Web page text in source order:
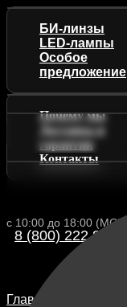
с 10:00 до 18:00 (МСК)
8 (800) 222 88-13
Главная
БИ-линзы
LED-лампы
Особое
предложение
Почему мы
Доставка и
гарантии
Контакты